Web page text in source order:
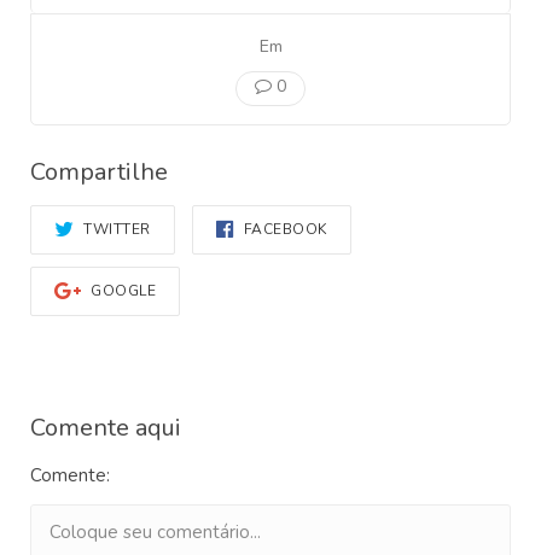
Em
0
Compartilhe
TWITTER FACEBOOK
GOOGLE
Comente aqui
Comente: